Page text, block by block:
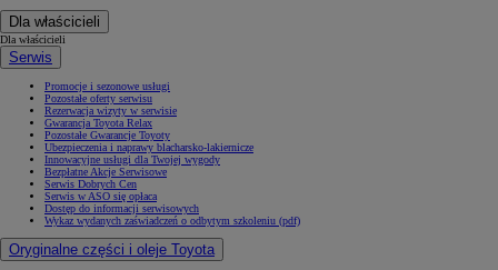
Dla właścicieli
Dla właścicieli
Serwis
Promocje i sezonowe usługi
Pozostałe oferty serwisu
Rezerwacja wizyty w serwisie
Gwarancja Toyota Relax
Pozostałe Gwarancje Toyoty
Ubezpieczenia i naprawy blacharsko-lakiernicze
Innowacyjne usługi dla Twojej wygody
Bezpłatne Akcje Serwisowe
Serwis Dobrych Cen
Serwis w ASO się opłaca
Dostęp do informacji serwisowych
Wykaz wydanych zaświadczeń o odbytym szkoleniu (pdf)
Oryginalne części i oleje Toyota